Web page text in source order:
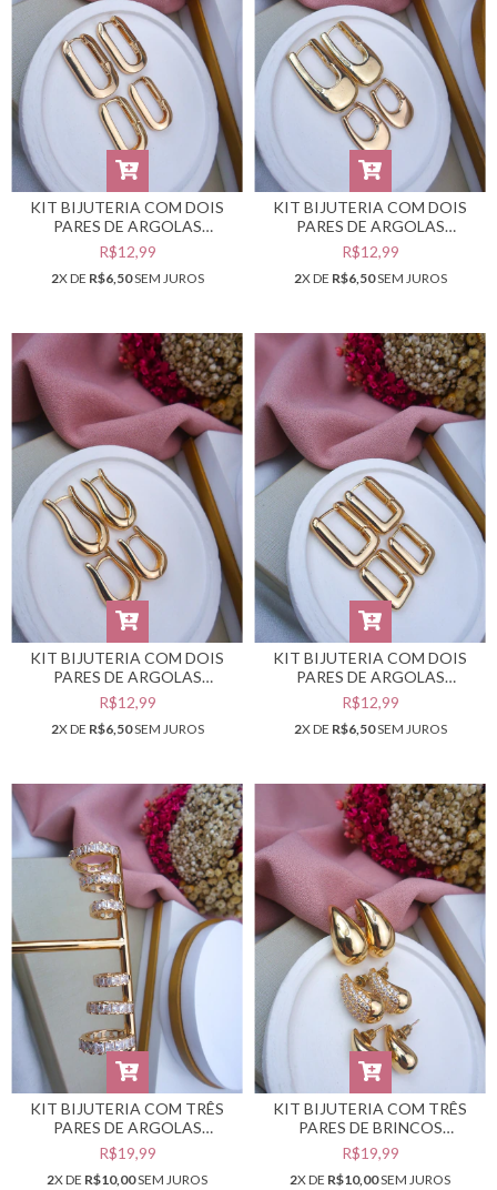
KIT BIJUTERIA COM DOIS
PARES DE ARGOLAS
DOURADAS #B0105544
R$12,99
2X DE R$6,50SEM JUROS
KIT BIJUTERIA COM DOIS
PARES DE ARGOLAS
DOURADAS #B0105543
R$12,99
2X DE R$6,50SEM JUROS
KIT BIJUTERIA COM DOIS
PARES DE ARGOLAS
DOURADAS #B0105542
R$12,99
2X DE R$6,50SEM JUROS
KIT BIJUTERIA COM DOIS
PARES DE ARGOLAS
DOURADAS #B0105540
R$12,99
2X DE R$6,50SEM JUROS
KIT BIJUTERIA COM TRÊS
PARES DE ARGOLAS
DOURADAS #B0105537
R$19,99
2X DE R$10,00SEM JUROS
KIT BIJUTERIA COM TRÊS
PARES DE BRINCOS
DOURADOS #B0105536
R$19,99
2X DE R$10,00SEM JUROS